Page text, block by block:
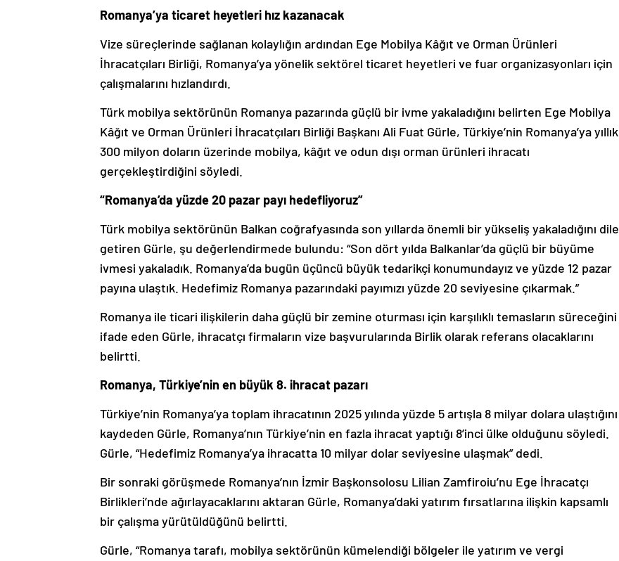
Romanya’ya ticaret heyetleri hız kazanacak
Vize süreçlerinde sağlanan kolaylığın ardından Ege Mobilya Kâğıt ve Orman Ürünleri
İhracatçıları Birliği, Romanya’ya yönelik sektörel ticaret heyetleri ve fuar organizasyonları için
çalışmalarını hızlandırdı.
Türk mobilya sektörünün Romanya pazarında güçlü bir ivme yakaladığını belirten Ege Mobilya
Kâğıt ve Orman Ürünleri İhracatçıları Birliği Başkanı Ali Fuat Gürle, Türkiye’nin Romanya’ya yıllık
300 milyon doların üzerinde mobilya, kâğıt ve odun dışı orman ürünleri ihracatı
gerçekleştirdiğini söyledi.
“Romanya’da yüzde 20 pazar payı hedefliyoruz”
Türk mobilya sektörünün Balkan coğrafyasında son yıllarda önemli bir yükseliş yakaladığını dile
getiren Gürle, şu değerlendirmede bulundu: “Son dört yılda Balkanlar’da güçlü bir büyüme
ivmesi yakaladık. Romanya’da bugün üçüncü büyük tedarikçi konumundayız ve yüzde 12 pazar
payına ulaştık. Hedefimiz Romanya pazarındaki payımızı yüzde 20 seviyesine çıkarmak.”
Romanya ile ticari ilişkilerin daha güçlü bir zemine oturması için karşılıklı temasların süreceğini
ifade eden Gürle, ihracatçı firmaların vize başvurularında Birlik olarak referans olacaklarını
belirtti.
Romanya, Türkiye’nin en büyük 8. ihracat pazarı
Türkiye’nin Romanya’ya toplam ihracatının 2025 yılında yüzde 5 artışla 8 milyar dolara ulaştığını
kaydeden Gürle, Romanya’nın Türkiye’nin en fazla ihracat yaptığı 8’inci ülke olduğunu söyledi.
Gürle, “Hedefimiz Romanya’ya ihracatta 10 milyar dolar seviyesine ulaşmak” dedi.
Bir sonraki görüşmede Romanya’nın İzmir Başkonsolosu Lilian Zamfiroiu’nu Ege İhracatçı
Birlikleri’nde ağırlayacaklarını aktaran Gürle, Romanya’daki yatırım fırsatlarına ilişkin kapsamlı
bir çalışma yürütüldüğünü belirtti.
Gürle, “Romanya tarafı, mobilya sektörünün kümelendiği bölgeler ile yatırım ve vergi